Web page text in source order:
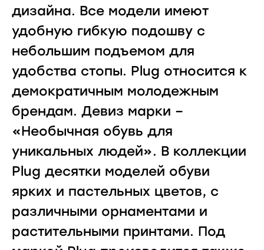
дизайна. Все модели имеют
удобную гибкую подошву с
небольшим подъемом для
удобства стопы. Plug относится к
демократичным молодежным
брендам. Девиз марки –
«Необычная обувь для
уникальных людей». В коллекции
Plug десятки моделей обуви
ярких и пастельных цветов, с
различными орнаментами и
растительными принтами. Под